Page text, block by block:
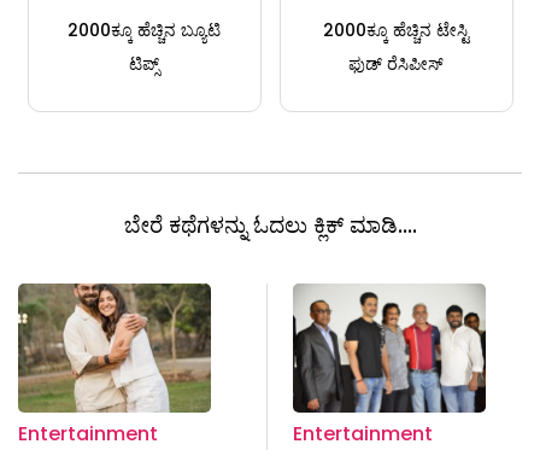
2000ಕ್ಕೂ ಹೆಚ್ಚಿನ ಬ್ಯೂಟಿ
ಟಿಪ್ಸ್
2000ಕ್ಕೂ ಹೆಚ್ಚಿನ ಟೇಸ್ಟಿ
ಫುಡ್ ರೆಸಿಪೀಸ್
ಬೇರೆ ಕಥೆಗಳನ್ನು ಓದಲು ಕ್ಲಿಕ್ ಮಾಡಿ....
Entertainment
Entertainment